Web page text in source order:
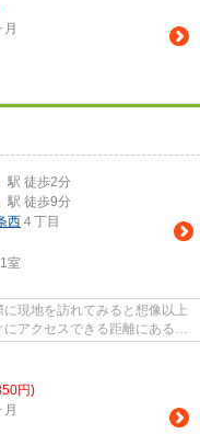
」駅 徒歩2分
」駅 徒歩9分
西 ４丁目
1室
現地を訪れてみると想像以上
アクセスできる距離にあるこ
円)